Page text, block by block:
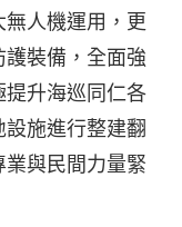
人機運用，更
裝備，全面強
升海巡同仁各
施進行整建翻
與民間力量緊